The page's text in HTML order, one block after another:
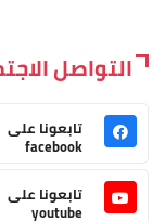
التواصل
تابعونا على
facebook
تابعونا على
youtube